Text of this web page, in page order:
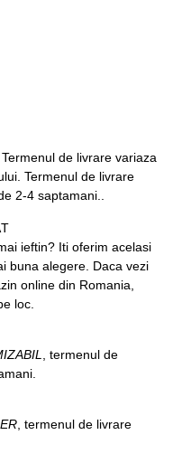
de livrare variaza
Termenul de livrare
2-4 saptamani..
ieftin? Iti oferim acelasi
buna alegere. Daca vezi
online din Romania,
loc.
, termenul de
, termenul de livrare